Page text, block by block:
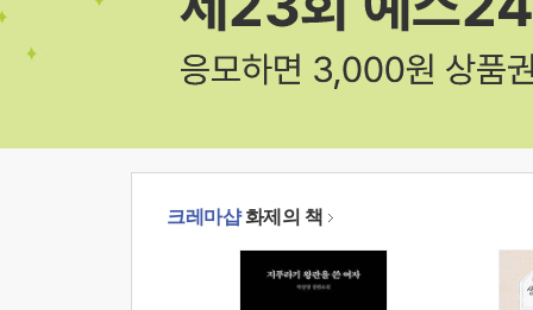
크레마샵화제의 책